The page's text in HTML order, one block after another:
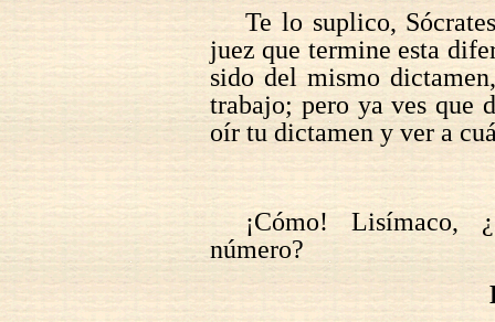
Te lo suplico,
juez que termine esta
sido del mismo
trabajo; pero ya ves que
oír tu dictamen y ver a
¡Cómo! Lisímaco,
número?